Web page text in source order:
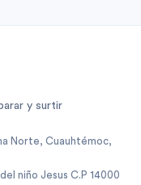
y surtir
Norte, Cuauhtémoc,
niño Jesus C.P 14000